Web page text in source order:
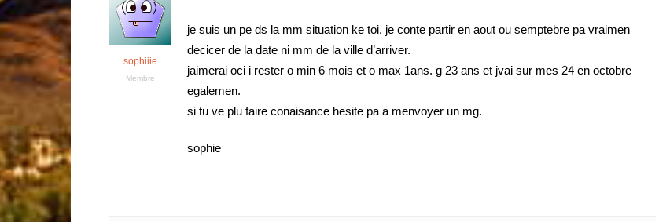
sophiiie
Membre
je suis un pe ds la mm situation ke toi, je conte partir en aout ou semptebre pa vraimen
decicer de la date ni mm de la ville d’arriver.
jaimerai oci i rester o min 6 mois et o max 1ans. g 23 ans et jvai sur mes 24 en octobre
egalemen.
si tu ve plu faire conaisance hesite pa a menvoyer un mg.
sophie